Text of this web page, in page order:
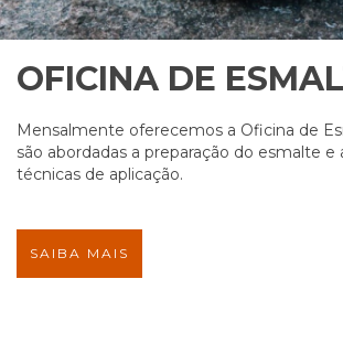
OFICINA DE
Mensalmente oferecemos a Oficina de
são abordadas a preparação do esmalte e
técnicas de aplicação.
SAIBA MAIS